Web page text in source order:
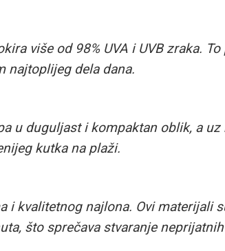
više od 98% UVA i UVB zraka.
najtoplijeg dela dana.
u duguljast i kompaktan oblik, a
kutka na plaži.
kvalitetnog najlona. Ovi materijali
što sprečava stvaranje